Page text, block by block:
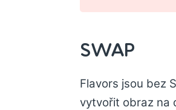
SWAP
Flavors jsou bez
vytvořit obraz na